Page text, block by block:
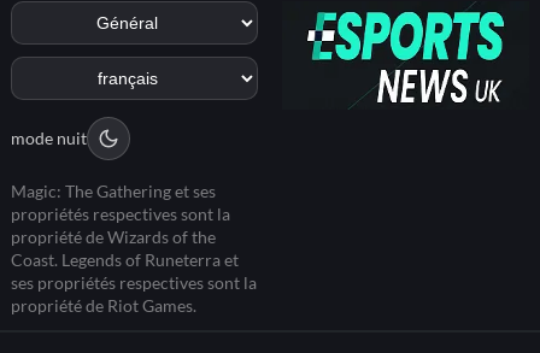
mode nuit
Magic: The Gathering et ses
propriétés respectives sont la
propriété de Wizards of the
Coast. Legends of Runeterra et
ses propriétés respectives sont la
propriété de Riot Games.